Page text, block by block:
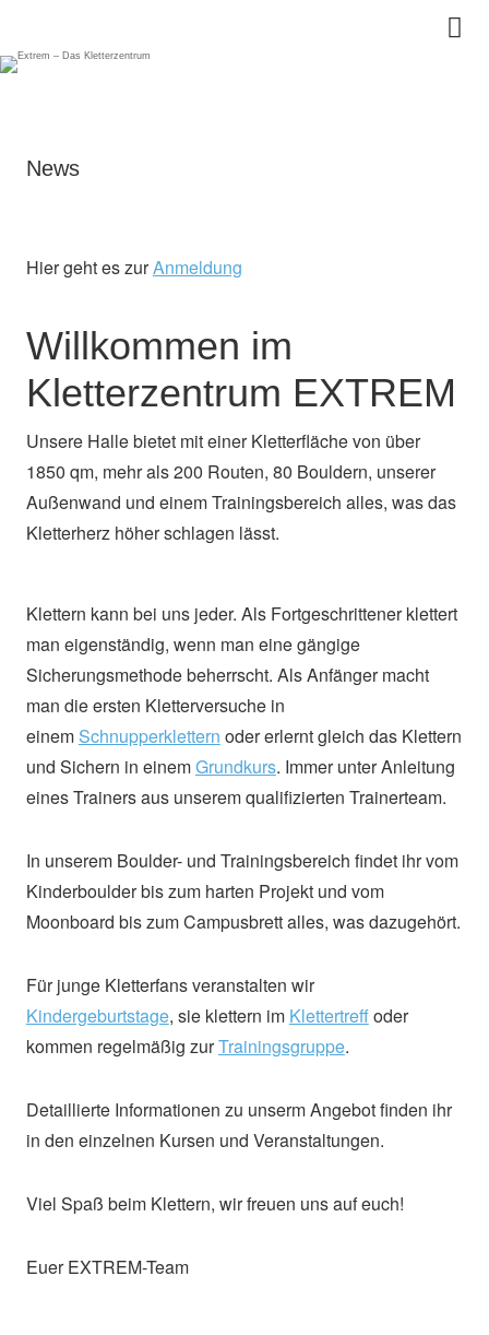
News
Hier geht es zurAnmeldung
Willkommen im
Kletterzentrum EXTREM
Unsere Halle bietet mit einer Kletterfläche von über
1850 qm, mehr als 200 Routen, 80 Bouldern, unserer
Außenwand und einem Trainingsbereich alles, was das
Kletterherz höher schlagen lässt.
Klettern kann bei uns jeder. Als Fortgeschrittener klettert
man eigenständig, wenn man eine gängige
Sicherungsmethode beherrscht. Als Anfänger macht
man die ersten Kletterversuche in
einem Schnupperklettern oder erlernt gleich das Klettern
und Sichern in einemGrundkurs. Immer unter Anleitung
eines Trainers aus unserem qualifizierten Trainerteam.
In unserem Boulder- und Trainingsbereich findet ihr vom
Kinderboulder bis zum harten Projekt und vom
Moonboard bis zum Campusbrett alles, was dazugehört.
Für junge Kletterfans veranstalten wir
Kindergeburtstage, sie klettern im Klettertreffoder
kommen regelmäßig zurTrainingsgruppe.
Detaillierte Informationen zu unserm Angebot finden ihr
in den einzelnen Kursen und Veranstaltungen.
Viel Spaß beim Klettern, wir freuen uns auf euch!
Euer EXTREM-Team